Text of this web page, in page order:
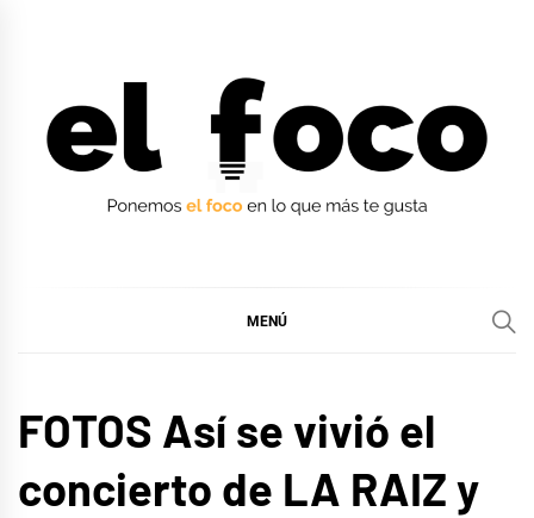
MENÚ
FOTOS Así se vivió el
concierto de LA RAIZ y